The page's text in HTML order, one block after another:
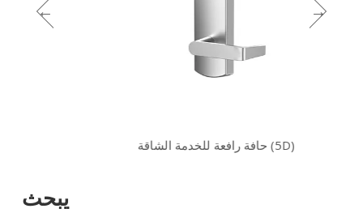
حافة رافعة للخدمة الشاقة (5D)
يبحث